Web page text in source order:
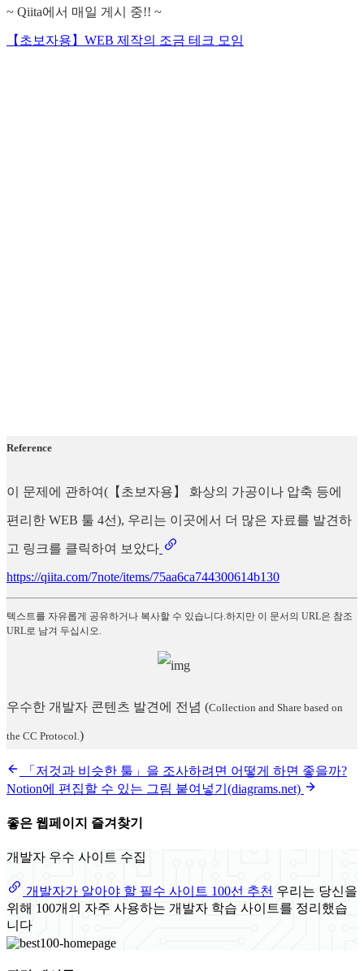
~ Qiita에서 매일 게시 중!! ~
【초보자용】WEB 제작의 조금 테크 모임
Reference
이 문제에 관하여(【초보자용】 화상의 가공이나 압축 등에
편리한 WEB 툴 4선), 우리는 이곳에서 더 많은 자료를 발견하
고 링크를 클릭하여 보았다
https://qiita.com/7note/items/75aa6ca744300614b130
텍스트를 자유롭게 공유하거나 복사할 수 있습니다.하지만 이 문서의 URL은 참조
URL로 남겨 두십시오.
우수한 개발자 콘텐츠 발견에 전념 (Collection and Share based on
the CC Protocol. )
「저것과 비슷한 툴」을 조사하려면 어떻게 하면 좋을까?
Notion에 편집할 수 있는 그림 붙여넣기(diagrams.net)
좋은 웹페이지 즐겨찾기
개발자 우수 사이트 수집
개발자가 알아야 할 필수 사이트 100선 추천 우리는 당신을
위해 100개의 자주 사용하는 개발자 학습 사이트를 정리했습
니다